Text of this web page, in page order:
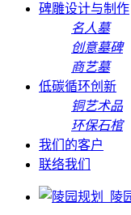
碑雕设计与制作
名人墓
创意墓碑
商艺墓
低碳循环创新
铜艺术品
环保石棺
我们的客户
联络我们